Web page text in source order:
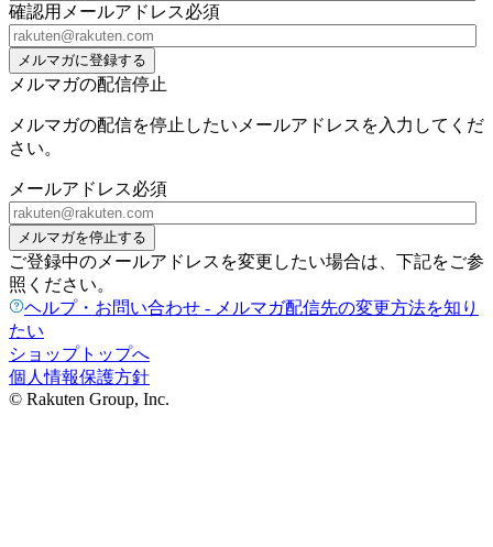
確認用メールアドレス必須
メルマガに登録する
メルマガの配信停止
メルマガの配信を停止したいメールアドレスを入力してくだ
さい。
メールアドレス必須
メルマガを停止する
ご登録中のメールアドレスを変更したい場合は、下記をご参
照ください。
ヘルプ・お問い合わせ - メルマガ配信先の変更方法を知り
たい
ショップトップへ
個人情報保護方針
© Rakuten Group, Inc.